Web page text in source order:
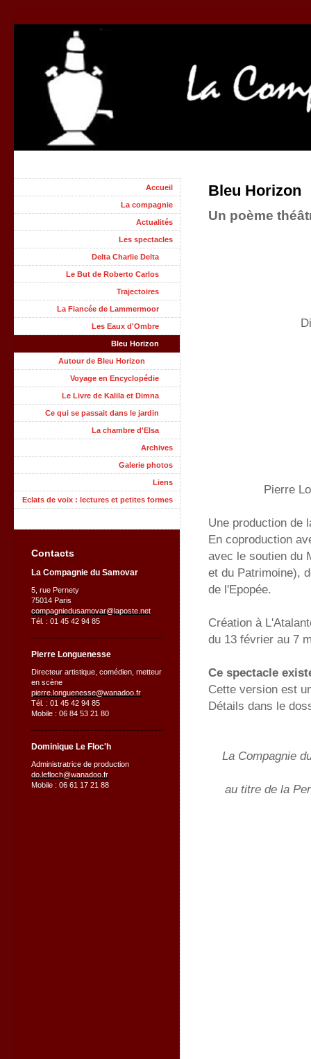
Bleu Horizon
Un poème
Pierre
Une production de
En coproduction
avec le soutien du
et du Patrimoine),
de l'Epopée .
Création à
du 13 février au 7
Ce spectacle
Cette version est
Détails dans le
La Compagnie
au titre de la
Accueil
La compagnie
Actualités
Les spectacles
Delta Charlie Delta
Le But de Roberto Carlos
Trajectoires
La Fiancée de Lammermoor
Les Eaux d'Ombre
Bleu Horizon
Autour de Bleu Horizon
Voyage en Encyclopédie
Le Livre de Kalila et Dimna
Ce qui se passait dans le jardin
La chambre d'Elsa
Archives
Galerie photos
Liens
Eclats de voix : lectures et petites formes
Contacts
La Compagnie du Samovar
5, rue Pernety
75014 Paris
compagniedusamovar@laposte.net
Tél. : 01 45 42 94 85
Pierre Longuenesse
Directeur artistique, comédien, metteur
en scène
pierre.longuenesse@wanadoo.fr
Tél. : 01 45 42 94 85
Mobile : 06 84 53 21 80
Dominique Le Floc'h
Administratrice de production
do.lefloch@wanadoo.fr
Mobile : 06 61 17 21 88